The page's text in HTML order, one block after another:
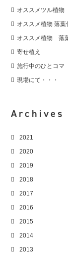
オススメツル植物
オススメ植物 落葉
オススメ植物 落
寄せ植え
施行中のひとコマ
現場にて・・・
Archives
2021
2020
2019
2018
2017
2016
2015
2014
2013